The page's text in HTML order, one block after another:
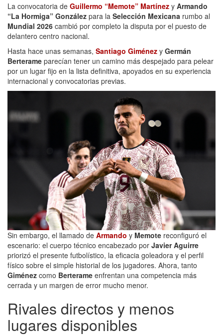
La convocatoria de Guillermo “Memote” Martínez y Armando
“La Hormiga” González para la Selección Mexicana rumbo al
Mundial 2026 cambió por completo la disputa por el puesto de
delantero centro nacional.
Hasta hace unas semanas, Santiago Giménez y Germán
Berterame parecían tener un camino más despejado para pelear
por un lugar fijo en la lista definitiva, apoyados en su experiencia
internacional y convocatorias previas.
Sin embargo, el llamado de Armando y Memote reconfiguró el
escenario: el cuerpo técnico encabezado por Javier Aguirre
priorizó el presente futbolístico, la eficacia goleadora y el perfil
físico sobre el simple historial de los jugadores. Ahora, tanto
Giménez como Berterame enfrentan una competencia más
cerrada y un margen de error mucho menor.
Rivales directos y menos
lugares disponibles